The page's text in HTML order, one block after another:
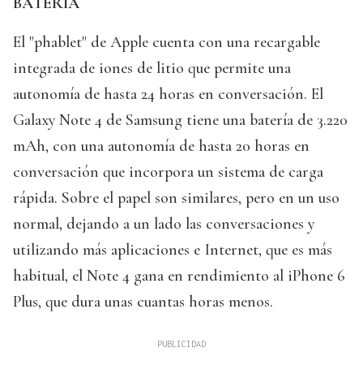
El "phablet" de Apple cuenta con una recargable
integrada de iones de litio que permite una
autonomía de hasta 24 horas en conversación. El
Galaxy Note 4 de Samsung tiene una batería de 3.220
mAh, con una autonomía de hasta 20 horas en
conversación que incorpora un sistema de carga
rápida. Sobre el papel son similares, pero en un uso
normal, dejando a un lado las conversaciones y
utilizando más aplicaciones e Internet, que es más
habitual, el Note 4 gana en rendimiento al iPhone 6
Plus, que dura unas cuantas horas menos.